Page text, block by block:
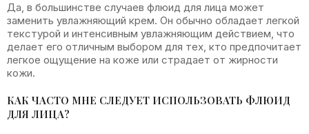
Да, в большинстве случаев флюид для лица может
заменить увлажняющий крем. Он обычно обладает легкой
текстурой и интенсивным увлажняющим действием, что
делает его отличным выбором для тех, кто предпочитает
легкое ощущение на коже или страдает от жирности
кожи.
КАК ЧАСТО МНЕ СЛЕДУЕТ ИСПОЛЬЗОВАТЬ ФЛЮИД
ДЛЯ ЛИЦА?